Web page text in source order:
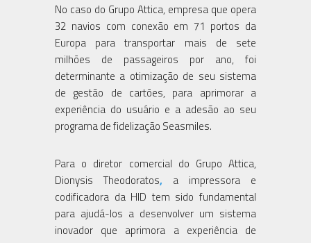
No caso do Grupo Attica, empresa que opera
32 navios com conexão em 71 portos da
Europa para transportar mais de sete
milhões de passageiros por ano, foi
determinante a otimização de seu sistema
de gestão de cartões, para aprimorar a
experiência do usuário e a adesão ao seu
programa de fidelização Seasmiles.
Para o diretor comercial do Grupo Attica,
Dionysis Theodoratos, a impressora e
codificadora da HID tem sido fundamental
para ajudá-los a desenvolver um sistema
inovador que aprimora a experiência de